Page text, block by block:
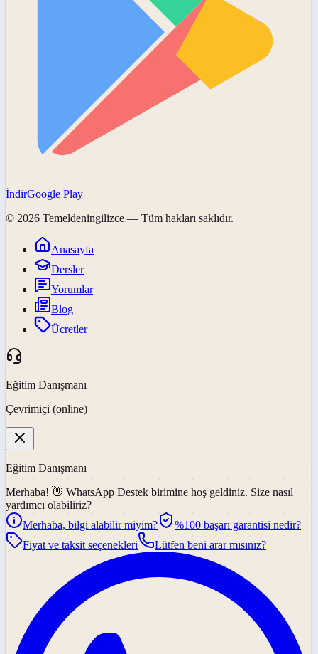
İndirGoogle Play
© 2026 Temeldeningilizce — Tüm hakları saklıdır.
Anasayfa
Dersler
Yorumlar
Blog
Ücretler
Eğitim Danışmanı
Çevrimiçi (online)
Eğitim Danışmanı
Merhaba! 👋 WhatsApp Destek birimine hoş geldiniz. Size nasıl
yardımcı olabiliriz?
Merhaba, bilgi alabilir miyim?
%100 başarı garantisi nedir?
Fiyat ve taksit seçenekleri
Lütfen beni arar mısınız?